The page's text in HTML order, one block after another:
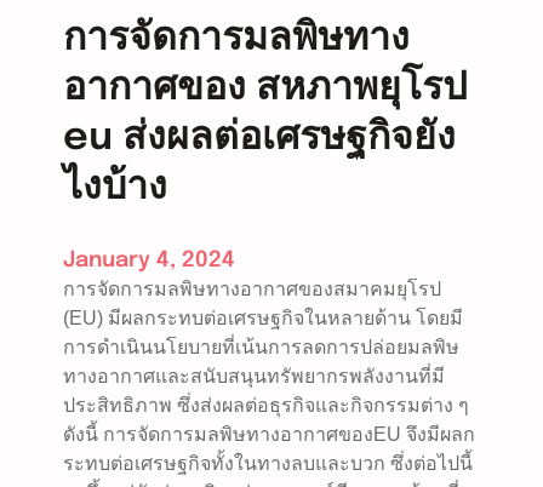
ต
อ
ใ
ไ
ย
การจัดการมลพิษทาง
อากาศของ สหภาพยุโรป
eu ส่งผลต่อเศรษฐกิจยัง
ไงบ้าง
January 4, 2024
การจัดการมลพิษทางอากาศของสมาคมยุโรป
(EU) มีผลกระทบต่อเศรษฐกิจในหลายด้าน โดยมี
การดำเนินนโยบายที่เน้นการลดการปล่อยมลพิษ
ทางอากาศและสนับสนุนทรัพยากรพลังงานที่มี
ประสิทธิภาพ ซึ่งส่งผลต่อธุรกิจและกิจกรรมต่าง ๆ
ดังนี้ การจัดการมลพิษทางอากาศของEU จึงมีผลก
ระทบต่อเศรษฐกิจทั้งในทางลบและบวก ซึ่งต่อไปนี้